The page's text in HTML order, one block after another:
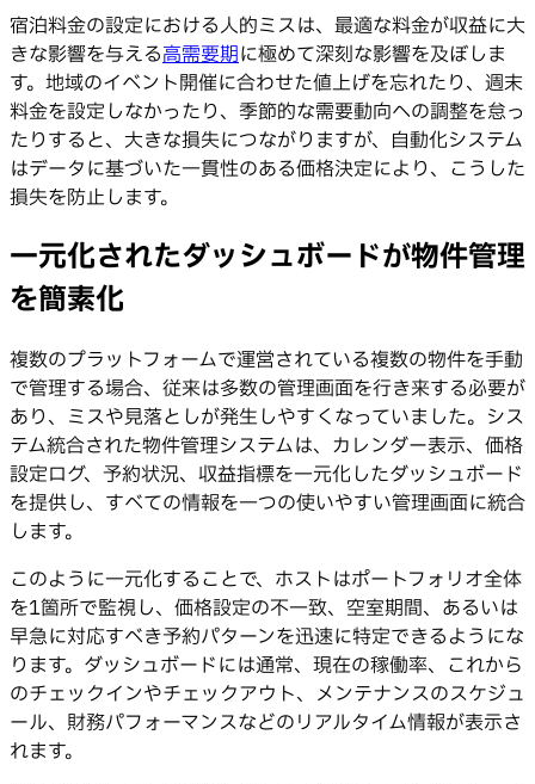
宿泊料金の設定における人的ミスは、最適な料金が収益に大
きな影響を与える高需要期に極めて深刻な影響を及ぼしま
す。地域のイベント開催に合わせた値上げを忘れたり、週末
料金を設定しなかったり、季節的な需要動向への調整を怠っ
たりすると、大きな損失につながりますが、自動化システム
はデータに基づいた一貫性のある価格決定により、こうした
損失を防止します。
一元化されたダッシュボードが物件管理
を簡素化
複数のプラットフォームで運営されている複数の物件を手動
で管理する場合、従来は多数の管理画面を行き来する必要が
あり、ミスや見落としが発生しやすくなっていました。シス
テム統合された物件管理システムは、カレンダー表示、価格
設定ログ、予約状況、収益指標を一元化したダッシュボード
を提供し、すべての情報を一つの使いやすい管理画面に統合
します。
このように一元化することで、ホストはポートフォリオ全体
を1箇所で監視し、価格設定の不一致、空室期間、あるいは
早急に対応すべき予約パターンを迅速に特定できるようにな
ります。ダッシュボードには通常、現在の稼働率、これから
のチェックインやチェックアウト、メンテナンスのスケジュ
ール、財務パフォーマンスなどのリアルタイム情報が表示さ
れます。